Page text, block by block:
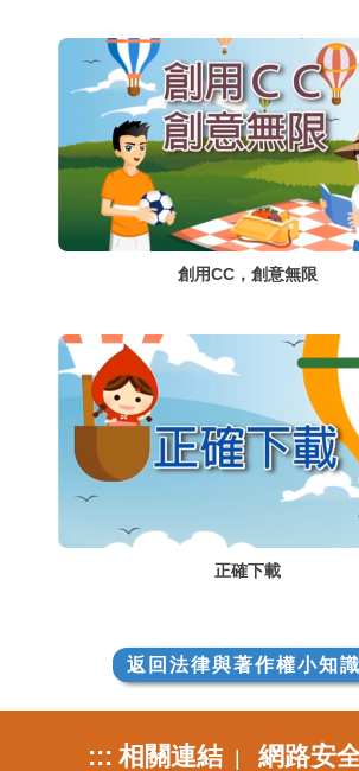
創用CC，創意無限
正確下載
返回法律與著作權小知
::: 相關連結| 網路安